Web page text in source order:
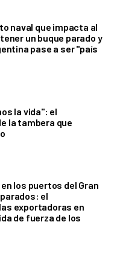
naval que impacta al
un buque parado y
pase a ser "país
la vida": el
la tambera que
los puertos del Gran
el
exportadoras en
de fuerza de los